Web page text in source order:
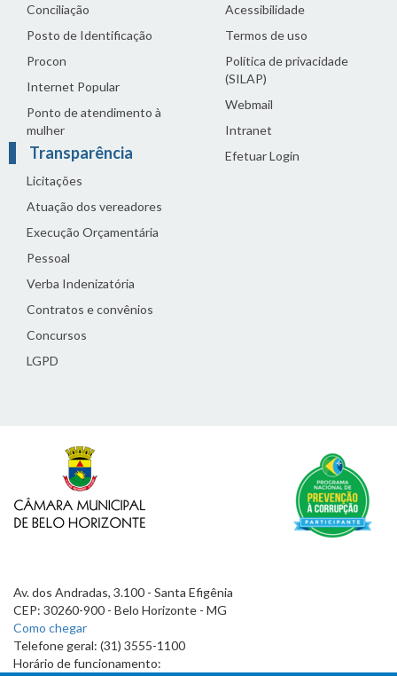
Conciliação
Posto de Identificação
Procon
Internet Popular
Ponto de atendimento à
mulher
Transparência
Licitações
Atuação dos vereadores
Execução Orçamentária
Pessoal
Verba Indenizatória
Contratos e convênios
Concursos
LGPD
Acessibilidade
Termos de uso
Política de privacidade
(SILAP)
Webmail
Intranet
Efetuar Login
Av. dos Andradas, 3.100 - Santa Efigênia
CEP: 30260-900 - Belo Horizonte - MG
Como chegar
Telefone geral: (31) 3555-1100
Horário de funcionamento: